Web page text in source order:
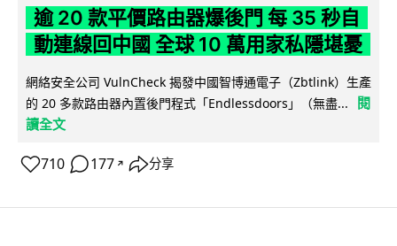
逾 20 款平價路由器爆後門 每 35 秒自
動連線回中國 全球 10 萬用家私隱堪憂
網絡安全公司 VulnCheck 揭發中國智博通電子（Zbtlink）生產
的 20 多款路由器內置後門程式「Endlessdoors」（無盡...
閱
讀全文
710 177 ↗ 分享